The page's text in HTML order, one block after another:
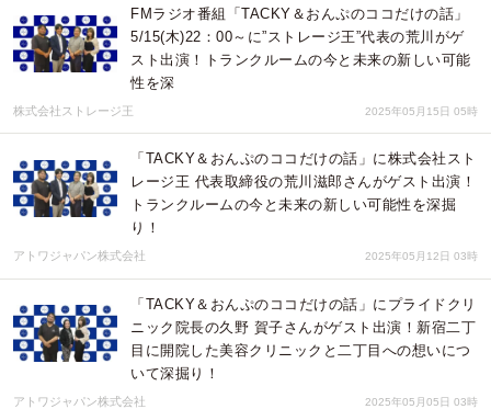
FMラジオ番組「TACKY＆おんぷのココだけの話」
5/15(木)22：00～に”ストレージ王”代表の荒川がゲ
スト出演！トランクルームの今と未来の新しい可能
性を深
株式会社ストレージ王 2025年05月15日 05時
「TACKY＆おんぷのココだけの話」に株式会社スト
レージ王 代表取締役の荒川滋郎さんがゲスト出演！
トランクルームの今と未来の新しい可能性を深掘
り！
アトワジャパン株式会社 2025年05月12日 03時
「TACKY＆おんぷのココだけの話」にプライドクリ
ニック院長の久野 賀子さんがゲスト出演！新宿二丁
目に開院した美容クリニックと二丁目への想いにつ
いて深掘り！
アトワジャパン株式会社 2025年05月05日 03時